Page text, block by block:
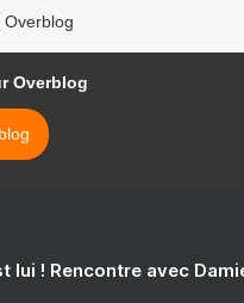
Overblog
lui ! Rencontre avec